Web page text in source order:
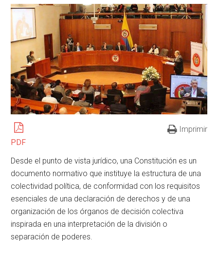
PDF
Imprimir
Desde el punto de vista jurídico, una Constitución es un
documento normativo que instituye la estructura de una
colectividad política, de conformidad con los requisitos
esenciales de una declaración de derechos y de una
organización de los órganos de decisión colectiva
inspirada en una interpretación de la división o
separación de poderes.